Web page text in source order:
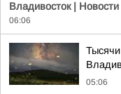
Владивосток |
06:06
05:06